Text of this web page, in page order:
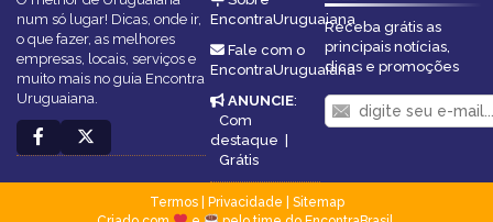
num só lugar! Dicas, onde ir,
o que fazer, as melhores
empresas, locais, serviços e
muito mais no guia Encontra
Uruguaiana.
EncontraUruguaiana
Fale com o
EncontraUruguaiana
ANUNCIE:
Com
destaque |
Grátis
Receba grátis as
principais notícias,
dicas e promoções
Termos| Privacidade
Sitemap